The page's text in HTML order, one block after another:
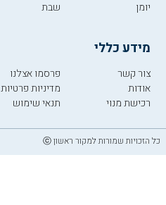
יומן
שבת
מידע כללי
צור קשר
אודות
רכישת מנוי
פרסמו אצלנו
מדיניות פרטיות
תנאי שימוש
כל הזכויות שמורות למקור ראשון ⓒ